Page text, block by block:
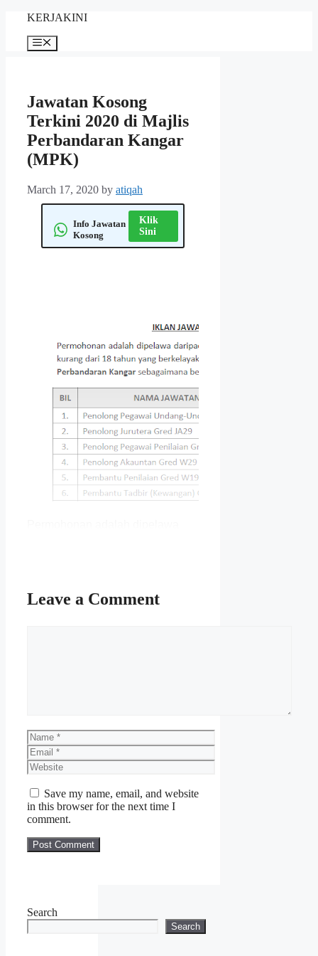
content
KERJAKINI
Menu
Jawatan Kosong
Terkini 2020 di Majlis
Perbandaran Kangar
(MPK)
March 17, 2020 by atiqah
Info Jawatan
Kosong
Klik
Sini
kekosongan jawatan diMajlis
Kekosongan :Negeri
Perlis
Kelayakan :
Tarikh Temuduga
(Isnin)
1. Penolong Pegawai Undang-
Undang Gred L29
Gred W29
4. Penolong Akauntan Gred
W29
Leave a Comment
Name
Email
Website
Save my name, email, and website
in this browser for the next time I
comment.
Search
Search